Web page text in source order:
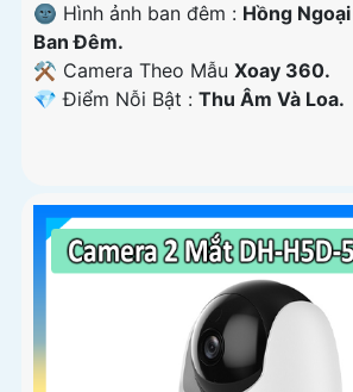
🌚 Hình ảnh ban đêm : Hồng
Ban Ðêm.
⚒ Camera Theo Mẫu Xoay 360.
️💎 Điểm Nỗi Bật : Thu Âm Và Loa.